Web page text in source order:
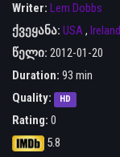
Writer: Lem Dobbs
ქვეყანა: USA, Ireland
წელი: 2012-01-20
Duration: 93 min
Quality:
HD
Rating: 0
5.8